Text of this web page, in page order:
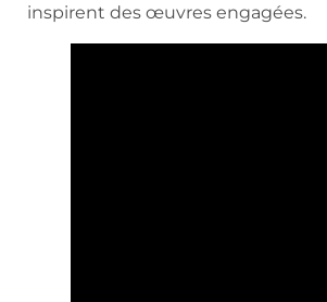
inspirent des œuvres engagées.